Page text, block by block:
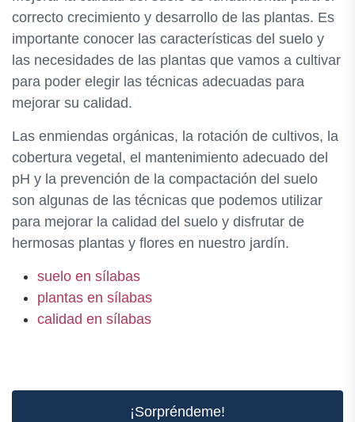
correcto crecimiento y desarrollo de las plantas. Es
importante conocer las características del suelo y
las necesidades de las plantas que vamos a cultivar
para poder elegir las técnicas adecuadas para
mejorar su calidad.
Las enmiendas orgánicas, la rotación de cultivos, la
cobertura vegetal, el mantenimiento adecuado del
pH y la prevención de la compactación del suelo
son algunas de las técnicas que podemos utilizar
para mejorar la calidad del suelo y disfrutar de
hermosas plantas y flores en nuestro jardín.
suelo en sílabas
plantas en sílabas
calidad en sílabas
¡Sorpréndeme!